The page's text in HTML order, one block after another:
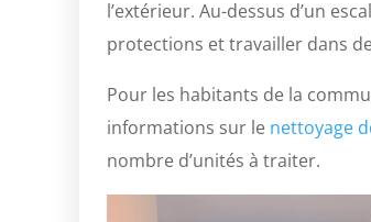
l’extérieur. Au-dessus d’un
protections et travailler dans
Pour les habitants de la
informations sur le nettoyage
nombre d’unités à traiter.